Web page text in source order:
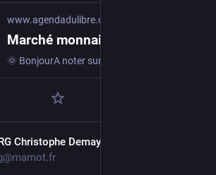
www.agendadulibre.org
Marché monnaie libre
Christophe Demay